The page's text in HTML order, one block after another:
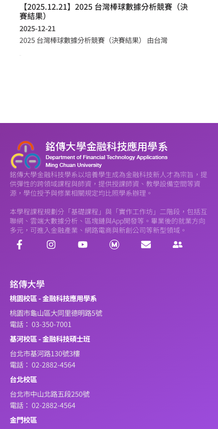
【2025.12.21】2025 台灣棒球數據分析競賽（決
賽結果）
2025-12-21
2025 台灣棒球數據分析競賽（決賽結果） 由台灣
銘傳大學金融科技學系以培養學生成為金融科技新人才為宗旨，提
供彈性的跨領域課程與師資，提供授課師資、教學設備空間等資
源，學位授予與修業相關規定均比照學系辦理。
本學程課程規劃分「基礎課程」與「實作工作坊」二階段，包括互
聯網、雲端大數據分析、區塊鏈與App開發等。畢業後的就業方向
多元，可進入金融產業、網路電商與新創公司等新型領域。
銘傳大學
桃園校區 - 金融科技應用學系
桃園市龜山區大同里德明路5號
電話： 03-350-7001
基河校區 - 金融科技碩士班
台北市基河路130號3樓
電話： 02-2882-4564
台北校區
台北市中山北路五段250號
電話： 02-2882-4564
金門校區